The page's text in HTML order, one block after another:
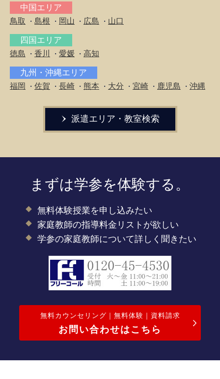
中国エリア
鳥取 ・ 島根 ・ 岡山 ・ 広島 ・ 山口
四国エリア
徳島 ・ 香川 ・ 愛媛 ・ 高知
九州・沖縄エリア
福岡 ・ 佐賀 ・ 長崎 ・ 熊本 ・ 大分 ・ 宮崎 ・ 鹿児島 ・ 沖縄
派遣エリア・教室検索
まずは学参を体験する。
無料体験授業を申し込みたい
家庭教師の指導料金リストが欲しい
学参の家庭教師について詳しく聞きたい
無料カウンセリング｜無料体験｜資料請求
お問い合わせはこちら